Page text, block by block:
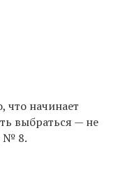
что начинает
выбраться — не
№ 8.